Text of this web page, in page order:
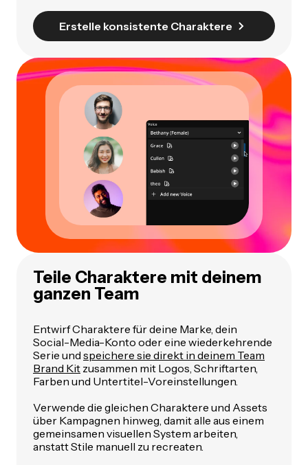
Erstelle konsistente Charaktere
Teile Charaktere mit deinem
ganzen Team
Entwirf Charaktere für deine Marke, dein
Social-Media-Konto oder eine wiederkehrende
Serie und speichere sie direkt in deinem Team
Brand Kit zusammen mit Logos, Schriftarten,
Farben und Untertitel-Voreinstellungen.
Verwende die gleichen Charaktere und Assets
über Kampagnen hinweg, damit alle aus einem
gemeinsamen visuellen System arbeiten,
anstatt Stile manuell zu recreaten.